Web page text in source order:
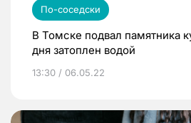
По-соседски
В Томске подвал памятника
дня затоплен водой
13:30 / 06.05.22